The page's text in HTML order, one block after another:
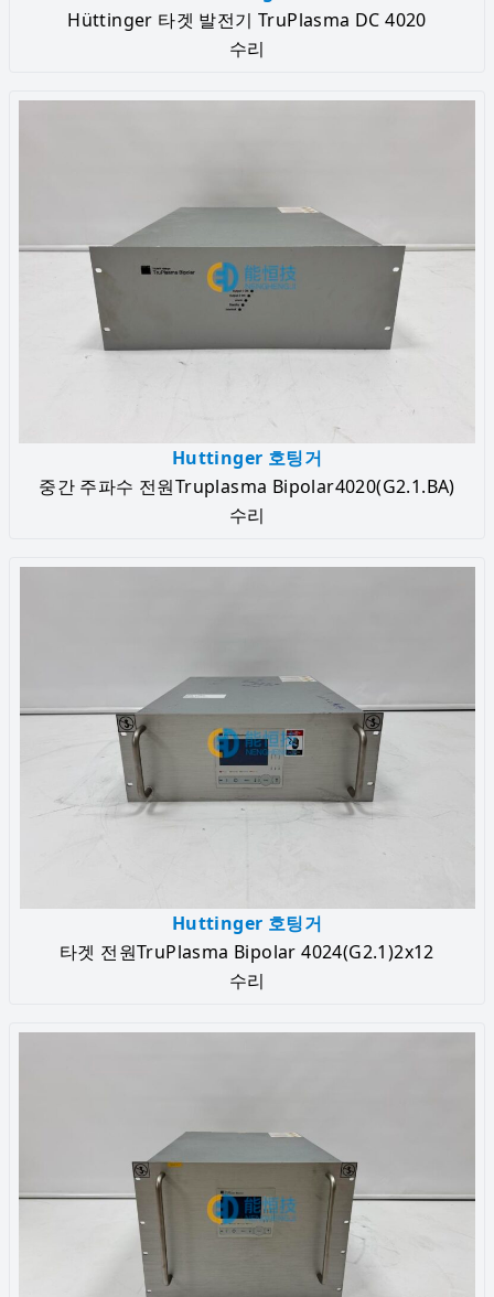
Hüttinger 타겟 발전기 TruPlasma DC 4020
수리
Huttinger 호팅거
중간 주파수 전원Truplasma Bipolar4020(G2.1.BA)
수리
Huttinger 호팅거
타겟 전원TruPlasma Bipolar 4024(G2.1)2x12
수리